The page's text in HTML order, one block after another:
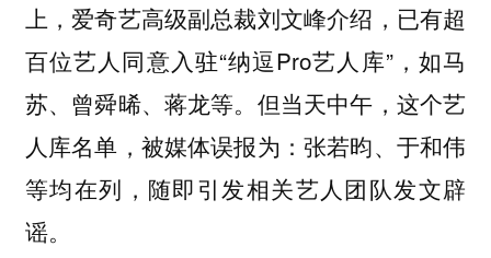
上，爱奇艺高级副总裁刘文峰介绍，已有超
百位艺人同意入驻“纳逗Pro艺人库”，如马
苏、曾舜晞、蒋龙等。但当天中午，这个艺
人库名单，被媒体误报为：张若昀、于和伟
等均在列，随即引发相关艺人团队发文辟
谣。